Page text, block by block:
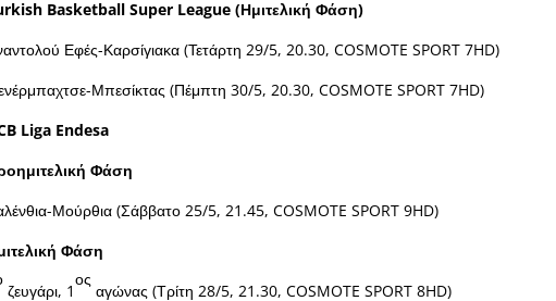
Basketball Super League (Ημιτελική Φάση)
Εφές-Καρσίγιακα (Τετάρτη 29/5, 20.30, COSMOTE SPORT 7HD)
Μπεσίκτας (Πέμπτη 30/5, 20.30, COSMOTE SPORT 7HD)
Liga Endesa
Φάση
Μούρθια (Σάββατο 25/5, 21.45, COSMOTE SPORT 9HD)
Φάση
ζευγάρι, 1
ος
αγώνας (Τρίτη 28/5, 21.30, COSMOTE SPORT 8HD)